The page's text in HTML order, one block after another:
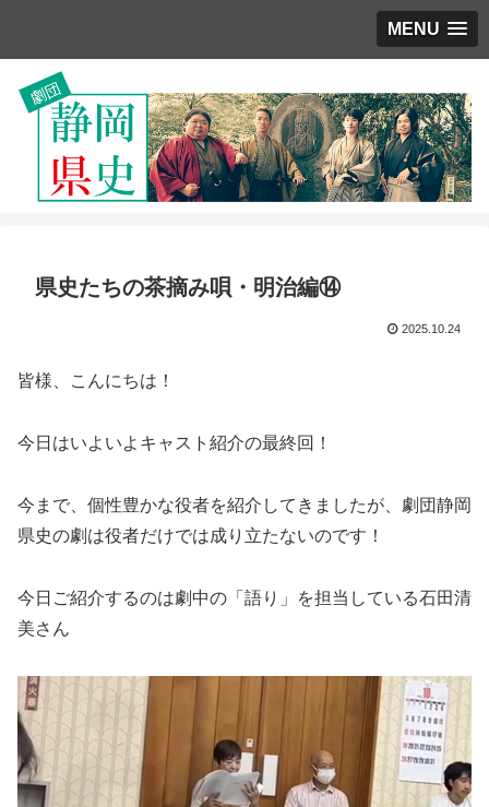
MENU
県史たちの茶摘み唄・明治編⑭
2025.10.24
皆様、こんにちは！
今日はいよいよキャスト紹介の最終回！
今まで、個性豊かな役者を紹介してきましたが、劇団静岡
県史の劇は役者だけでは成り立たないのです！
今日ご紹介するのは劇中の「語り」を担当している石田清
美さん